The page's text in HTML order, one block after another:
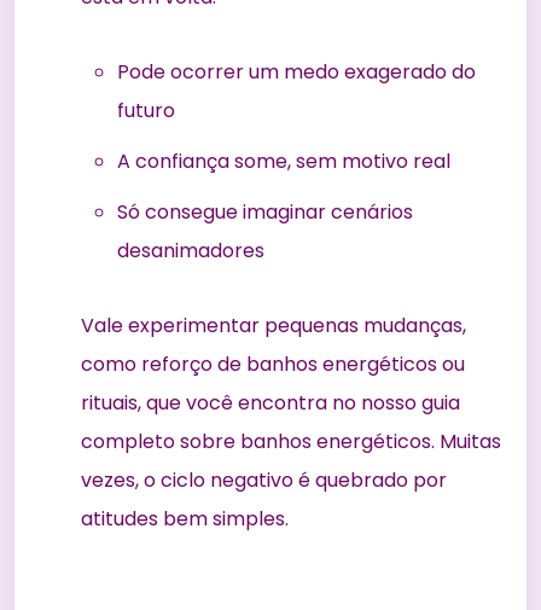
Pode ocorrer um medo exagerado do
futuro
A confiança some, sem motivo real
Só consegue imaginar cenários
desanimadores
Vale experimentar pequenas mudanças,
como reforço de banhos energéticos ou
rituais, que você encontra no nossoguia
completo sobre banhos energéticos. Muitas
vezes, o ciclo negativo é quebrado por
atitudes bem simples.